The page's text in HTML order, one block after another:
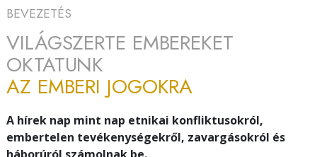
BEVEZETÉS
VILÁGSZERTE EMBEREKET
OKTATUNK
AZ EMBERI JOGOKRA
A hírek nap mint nap etnikai konfliktusokról,
embertelen tevékenységekről, zavargásokról és